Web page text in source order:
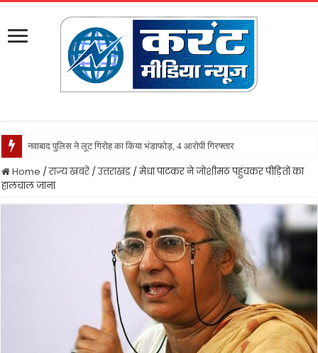
सं
Home / राज्य खबरें / उत्तराखंड / मेधा पाटकर ने जोशीमठ पहुंचकर पीड़ितों का
हालचाल जाना